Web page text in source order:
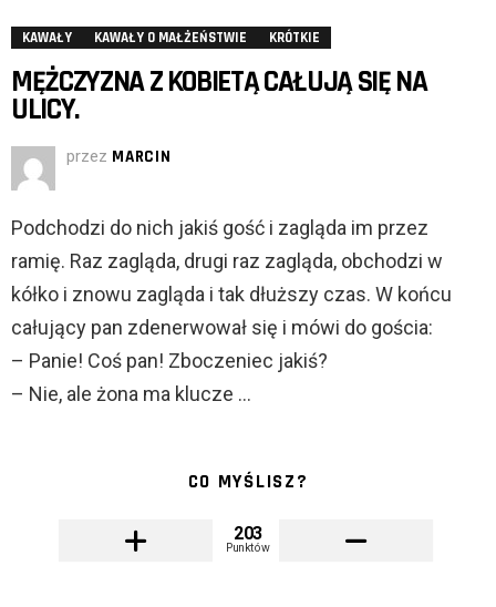
KAWAŁY KAWAŁY O MAŁŻEŃSTWIE KRÓTKIE
MĘŻCZYZNA Z KOBIETĄ CAŁUJĄ SIĘ NA
ULICY.
przez MARCIN
Podchodzi do nich jakiś gość i zagląda im przez
ramię. Raz zagląda, drugi raz zagląda, obchodzi w
kółko i znowu zagląda i tak dłuższy czas. W końcu
całujący pan zdenerwował się i mówi do gościa:
– Panie! Coś pan! Zboczeniec jakiś?
– Nie, ale żona ma klucze …
CO MYŚLISZ?
203
Punktów